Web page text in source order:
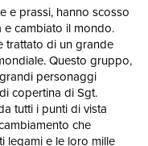
e prassi, hanno scosso
cambiato il mondo.
trattato di un grande
Questo gruppo,
personaggi
copertina di Sgt.
tutti i punti di vista
che
legami e le loro mille